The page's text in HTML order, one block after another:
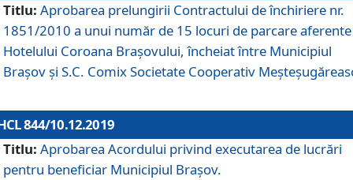
Titlu: Aprobarea prelungirii Contractului de închiriere nr.
1851/2010 a unui număr de 15 locuri de parcare aferente
Hotelului Coroana Brașovului, încheiat între Municipiul
Braşov şi S.C. Comix Societate Cooperativ
844/10.12.2019
Titlu: Aprobarea Acordului privind executarea de lucrări
pentru beneficiar Municipiul Brașov.